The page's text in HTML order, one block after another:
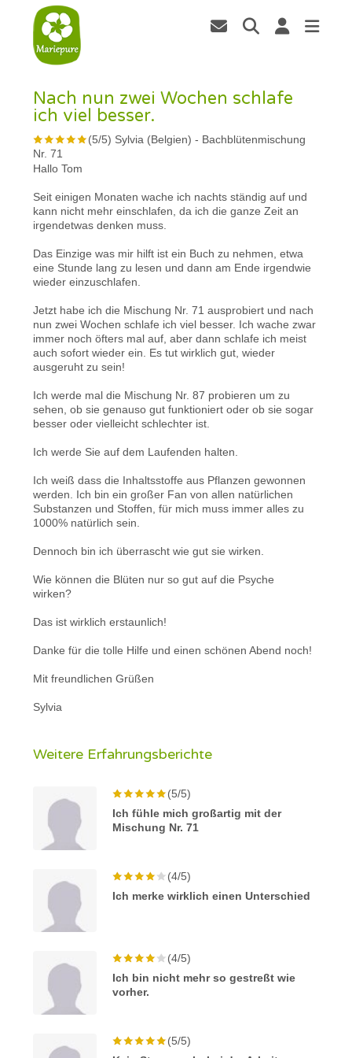
Nach nun zwei Wochen schlafe
ich viel besser.
(5/5) Sylvia (Belgien) - Bachblütenmischung
Nr. 71
Hallo Tom
Seit einigen Monaten wache ich nachts ständig auf und
kann nicht mehr einschlafen, da ich die ganze Zeit an
irgendetwas denken muss.
Das Einzige was mir hilft ist ein Buch zu nehmen, etwa
eine Stunde lang zu lesen und dann am Ende irgendwie
wieder einzuschlafen.
Jetzt habe ich die Mischung Nr. 71 ausprobiert und nach
nun zwei Wochen schlafe ich viel besser. Ich wache zwar
immer noch öfters mal auf, aber dann schlafe ich meist
auch sofort wieder ein. Es tut wirklich gut, wieder
ausgeruht zu sein!
Ich werde mal die Mischung Nr. 87 probieren um zu
sehen, ob sie genauso gut funktioniert oder ob sie sogar
besser oder vielleicht schlechter ist.
Ich werde Sie auf dem Laufenden halten.
Ich weiß dass die Inhaltsstoffe aus Pflanzen gewonnen
werden. Ich bin ein großer Fan von allen natürlichen
Substanzen und Stoffen, für mich muss immer alles zu
1000% natürlich sein.
Dennoch bin ich überrascht wie gut sie wirken.
Wie können die Blüten nur so gut auf die Psyche
wirken?
Das ist wirklich erstaunlich!
Danke für die tolle Hilfe und einen schönen Abend noch!
Mit freundlichen Grüßen
Sylvia
Weitere Erfahrungsberichte
(5/5)
Ich fühle mich großartig mit der
Mischung Nr. 71
(4/5)
Ich merke wirklich einen Unterschied
(4/5)
Ich bin nicht mehr so gestreßt wie
vorher.
(5/5)